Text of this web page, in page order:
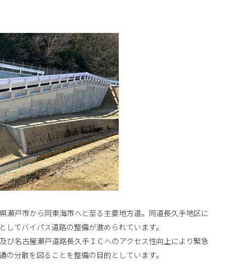
瀬戸市から同東海市へと至る主要地方道。同道長久手地区に
てバイパス道路の整備が進められています。
名古屋瀬戸道路長久手ＩＣへのアクセス性向上により緊急
分散を図ることを整備の目的としています。